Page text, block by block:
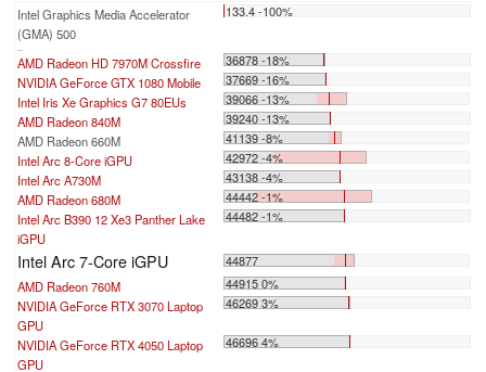
Intel Graphics Media Accelerator
(GMA) 500
133.4 -100%
AMD Radeon HD 7970M Crossfire
36878 -18%
NVIDIA GeForce GTX 1080 Mobile
37669 -16%
Intel Iris Xe Graphics G7 80EUs
39066 -13%
AMD Radeon 840M
39240 -13%
AMD Radeon 660M
41139 -8%
Intel Arc 8-Core iGPU
42972 -4%
Intel Arc A730M
43138 -4%
AMD Radeon 680M
44442 -1%
Intel Arc B390 12 Xe3 Panther Lake
iGPU
44482 -1%
Intel Arc 7-Core iGPU
44877
AMD Radeon 760M
44915 0%
NVIDIA GeForce RTX 3070 Laptop
GPU
46269 3%
NVIDIA GeForce RTX 4050 Laptop
GPU
46696 4%